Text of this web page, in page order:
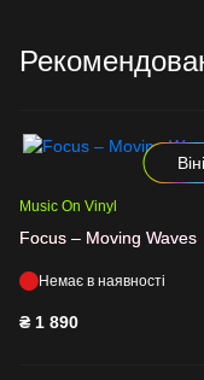
Music On Vinyl
Focus – Moving Waves
Немає в наявності
₴ 1 890